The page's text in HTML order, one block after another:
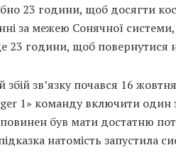
23 години, щоб досягти
за межею Сонячної системи,
23 години, щоб повернутися
зв’язку почався 16
1» команду включити один з
був мати достатню
натомість запустила